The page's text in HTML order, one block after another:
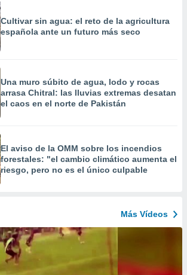
Cultivar sin agua: el reto de la agricultura
española ante un futuro más seco
Una muro súbito de agua, lodo y rocas
arrasa Chitral: las lluvias extremas desatan
el caos en el norte de Pakistán
El aviso de la OMM sobre los incendios
forestales: "el cambio climático aumenta el
riesgo, pero no es el único culpable
Más Vídeos